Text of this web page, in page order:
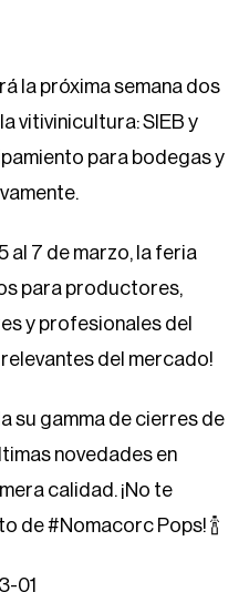
la próxima semana dos
vitivinicultura: SIEB y
para bodegas y
al 7 de marzo, la feria
para productores,
y profesionales del
del mercado!
su gamma de cierres de
novedades en
calidad. ¡No te
de #Nomacorc Pops! 🍾
01